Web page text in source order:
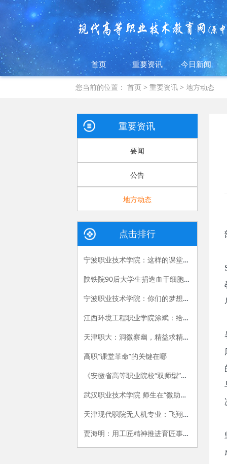
首页 重要资讯 今日新闻
您当前的位置：首页 >重要资讯 >地方动态
重要资讯
要闻
公告
地方动态
点击排行
宁波职业技术学院：这样的课堂，我们喜欢——有效课堂认证侧记
陕铁院90后大学生捐造血干细胞救人 生命接力跨越国界
宁波职业技术学院：你们的梦想我们的责任
江西环境工程职业学院涂斌：给自己布置的特殊作业
天津职大：洞微察幽，精益求精，严把视光人才出口关
高职“课堂革命”的关键在哪
《安徽省高等职业院校“双师型”教师认定办法（试行）》和《安徽省高等职业院校“双师型”教师认定标准（试行）》
武汉职业技术学院 师生在“微助教”平台上共享思政课的乐趣
天津现代职院无人机专业：飞翔，在我手中
贾海明：用工匠精神推进育匠事业创新发展